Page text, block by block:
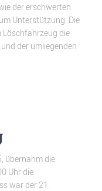
der erschwerten
Unterstützung. Die
Löschfahrzeug die
der umliegenden
übernahm die
Uhr die
war der 21.